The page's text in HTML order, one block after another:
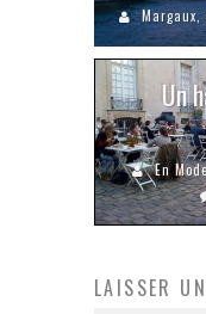
Un
En
LAISSER